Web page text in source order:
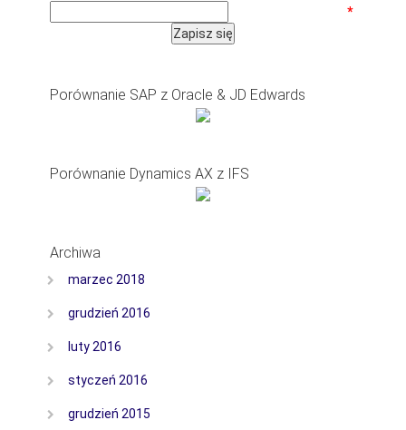
*
Porównanie SAP z Oracle & JD Edwards
Porównanie Dynamics AX z IFS
Archiwa
marzec 2018
grudzień 2016
luty 2016
styczeń 2016
grudzień 2015